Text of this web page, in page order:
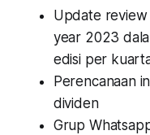
Update review
year 2023
edisi per
Perencanaan
dividen
Grup